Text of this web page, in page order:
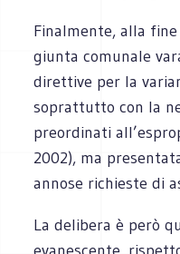
Finalmente, alla
giunta comunale
direttive per la
soprattutto con la
preordinati
2002), ma
annose richieste di
La delibera è però